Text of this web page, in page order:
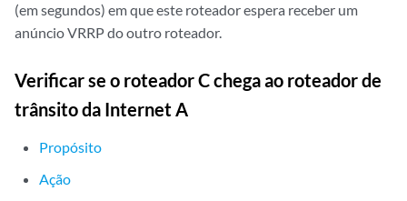
(em segundos) em que este roteador espera receber um
anúncio VRRP do outro roteador.
Verificar se o roteador C chega ao roteador de
trânsito da Internet A
Propósito
Ação